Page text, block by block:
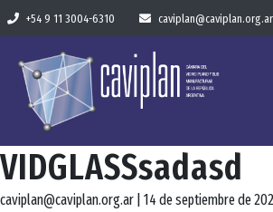
+54 9 11 3004-6310 caviplan@caviplan.org.ar
VIDGLASSsadasd
caviplan@caviplan.org.ar 14 de septiembre de